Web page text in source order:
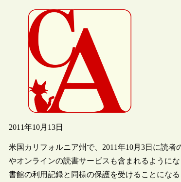
2011年10月13日
米国カリフォルニア州で、2011年10月3日に読
やオンラインの読書サービスも含まれるように
書館の利用記録と同様の保護を受けることにな